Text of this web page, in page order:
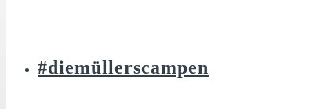
#diemüllerscampen